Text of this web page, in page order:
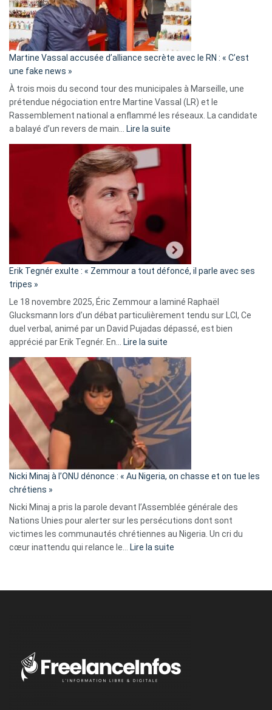
Algérie
Martine Vassal accusée d’alliance secrète avec le RN : « C’est
une fake news »
À trois mois du second tour des municipales à Marseille, une
prétendue négociation entre Martine Vassal (LR) et le
Rassemblement national a enflammé les réseaux. La candidate
a balayé d’un revers de main… Lire la suite
d’alliance
secrète
«
C’est
fake
news
»
Erik Tegnér exulte : « Zemmour a tout défoncé, il parle avec ses
tripes »
Le 18 novembre 2025, Éric Zemmour a laminé Raphaël
Glucksmann lors d’un débat particulièrement tendu sur LCI, Ce
duel verbal, animé par un David Pujadas dépassé, est bien
apprécié par Erik Tegnér. En… Lire la suite
Tegnér
exulte
« Zemmour
a
tout
parle
ses
tripes »
Nicki Minaj à l’ONU dénonce : « Au Nigeria, on chasse et on tue les
chrétiens »
Nicki Minaj a pris la parole devant l’Assemblée générale des
Nations Unies pour alerter sur les persécutions dont sont
victimes les communautés chrétiennes au Nigeria. Un cri du
cœur inattendu qui relance le… Lire la suite
Nigeria,